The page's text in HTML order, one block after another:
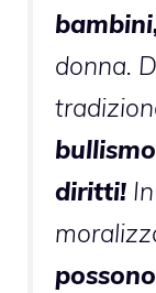
donna.
diritti!